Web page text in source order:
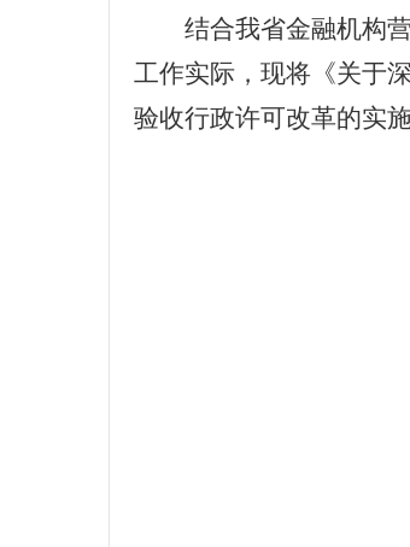
结合我省金融机构
工作实际，现将《关于
验收行政许可改革的实